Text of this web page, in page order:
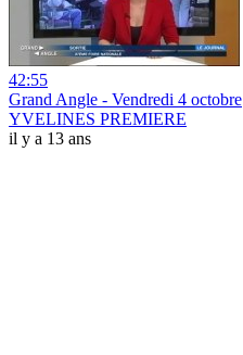
42:55
Grand Angle - Vendredi 4 octobre
YVELINES PREMIERE
il y a 13 ans